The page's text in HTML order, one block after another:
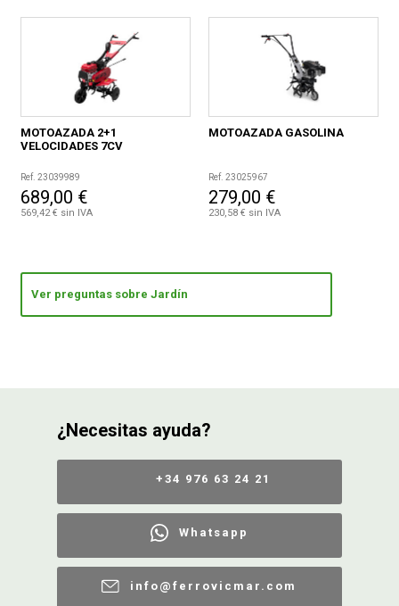
MOTOAZADA 2+1
VELOCIDADES 7CV
Ref. 23039989
689,00 €
569,42 € sin IVA
MOTOAZADA GASOLINA
Ref. 23025967
279,00 €
230,58 € sin IVA
Ver preguntas sobre Jardín
¿Necesitas ayuda?
+34 976 63 24 21
Whatsapp
info@ferrovicmar.com